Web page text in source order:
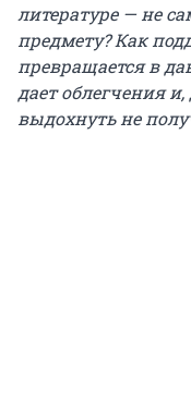
литературе — не
предмету? Как
превращается в
дает облегчения
выдохнуть не